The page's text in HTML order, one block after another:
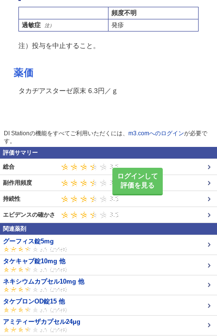
頻度不明
過敏症
注） 発疹
注）投与を中止すること。
薬価
タカヂアスターゼ原末 6.3円／ｇ
DI Stationの機能をすべてご利用いただくには、 m3.comへのログインが必要で
す。
評価サマリー
ログインして
評価を見る
総合
副作用頻度
持続性
エビデンスの確かさ
関連薬剤
グーフィス錠5mg
タケキャブ錠10mg 他
ネキシウムカプセル10mg 他
タケプロンOD錠15 他
アミティーザカプセル24μg